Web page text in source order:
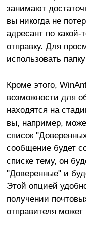
занимают
вы никогда не
адресант по какой-
отправку. Для
использовать
Кроме этого,
возможности для
находятся на
вы, например,
список
сообщение будет
списке тему, он
"Доверенные" и
Этой опцией
получении
отправителя